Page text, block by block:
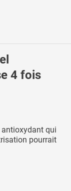
4 fois
antioxydant qui
pourrait